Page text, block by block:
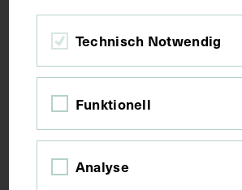
Schlagwörter
Arzt
Gedenktafel
Technisch Notwendig
Funktionell
Analyse